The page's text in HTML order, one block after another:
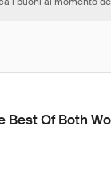
Best Of Both